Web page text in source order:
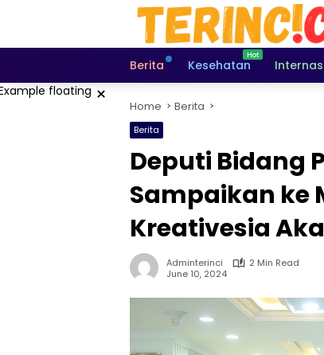
Berita
Kesehatan
× Home Berita
Berita
Deputi Bidang
Sampaikan ke
Kreativesia
Adminterinci
2 Min Read
June 10, 2024